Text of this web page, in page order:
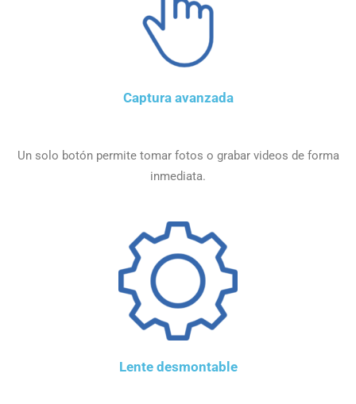
Captura avanzada
Un solo botón permite tomar fotos o grabar videos de forma
inmediata.
Lente desmontable